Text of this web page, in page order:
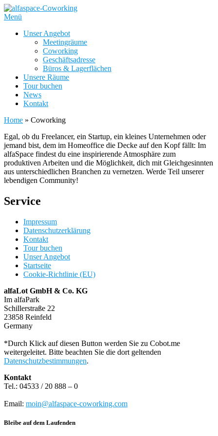
Zum
Inhalt
Menü
Unser Angebot
Meetingräume
Coworking
Geschäftsadresse
Büros & Lagerflächen
Unsere Räume
Tour buchen
News
Kontakt
Home » Coworking
Egal, ob du Freelancer, ein Startup, ein kleines Unternehmen oder
jemand bist, dem im Homeoffice die Decke auf den Kopf fällt: Im
alfaSpace findest du eine inspirierende Atmosphäre zum
produktiven Arbeiten und die Möglichkeit, dich mit Gleichgesinnten
aus unterschiedlichen Branchen zu vernetzen. Werde Teil unserer
lebendigen Community!
Service
Impressum
Datenschutzerklärung
Kontakt
Tour buchen
Unser Angebot
Startseite
Cookie-Richtlinie (EU)
alfaLot GmbH & Co. KG
Im alfaPark
Schillerstraße 22
23858 Reinfeld
Germany
*Durch Klick auf diesen Button werden Sie zu Cobot.me
weitergeleitet. Bitte beachten Sie die dort geltenden
Datenschutzbestimmungen.
Kontakt
Tel.: 04533 / 20 888 – 0
Email: moin@alfaspace-coworking.com
Bleibe auf dem Laufenden